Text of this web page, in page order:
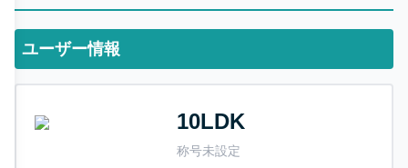
ユーザー情報
10LDK
称号未設定